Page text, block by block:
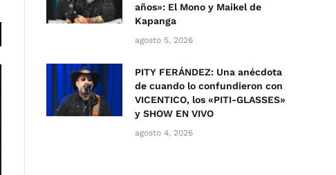
años»: El Mono y Maikel de
Kapanga
agosto 5, 2026
PITY FERÁNDEZ: Una anécdota
de cuando lo confundieron con
VICENTICO, los «PITI-GLASSES»
y SHOW EN VIVO
agosto 4, 2026